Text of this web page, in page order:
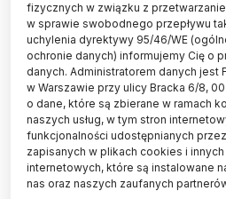
Makuch rzepakowy
biopaliwo
27.08.2012
aktualizacja: 27.08.2012
2 minuty czytania
Fot. Fotolia
fizycznych w związku z
w sprawie swobodnego przepływu
uchylenia dyrektywy 95/46/WE
ochronie danych) informujemy Cię o
danych. Administratorem danych jest
w Warszawie przy ulicy Bracka 6/8,
o dane, które są zbierane w ramach
naszych usług, w tym stron
funkcjonalności udostępnianych przez
zapisanych w plikach cookies i
internetowych, które są instalowane
nas oraz naszych zaufanych